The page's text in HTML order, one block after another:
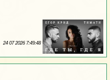
24 07 2026 7:49:48